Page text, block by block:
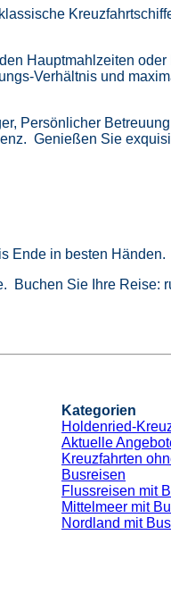
Hauptmahlzeiten
Verhältnis und
Persönlicher
Genießen Sie
Ende in besten Händen.
Buchen Sie Ihre Reise:
Kategorien
Holdenried-
Aktuelle
Kreuzfahrten
Busreisen
Flussreisen mit
Mittelmeer mit
Nordland mit Bus